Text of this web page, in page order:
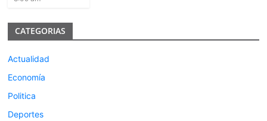
CATEGORIAS
Actualidad
Economía
Politica
Deportes